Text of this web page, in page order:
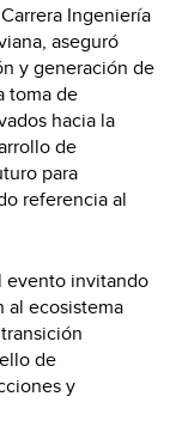
Ingeniería
aseguró
y generación de
toma de
hacia la
de
para
referencia al
evento invitando
al ecosistema
de
y